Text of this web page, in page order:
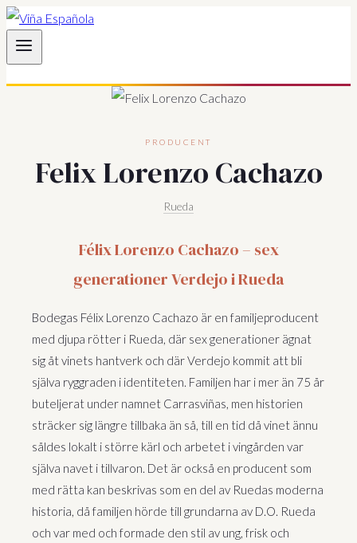
Hoppa
till
innehåll
PRODUCENT
Felix Lorenzo Cachazo
Rueda
Félix Lorenzo Cachazo – sex
generationer Verdejo i Rueda
Bodegas Félix Lorenzo Cachazo är en familjeproducent
med djupa rötter i Rueda, där sex generationer ägnat
sig åt vinets hantverk och där Verdejo kommit att bli
själva ryggraden i identiteten. Familjen har i mer än 75 år
buteljerat under namnet Carrasviñas, men historien
sträcker sig längre tillbaka än så, till en tid då vinet ännu
såldes lokalt i större kärl och arbetet i vingården var
själva navet i tillvaron. Det är också en producent som
med rätta kan beskrivas som en del av Ruedas moderna
historia, då familjen hörde till grundarna av D.O. Rueda
och var med och formade den stil av ung, frisk och